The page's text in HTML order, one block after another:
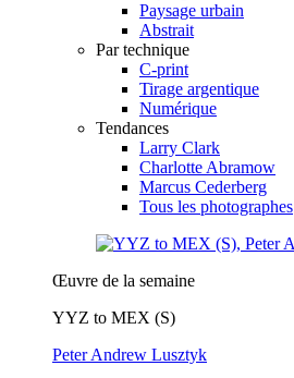
Paysage urbain
Abstrait
Par technique
C-print
Tirage argentique
Numérique
Tendances
Larry Clark
Charlotte Abramow
Marcus Cederberg
Tous les photographes
Œuvre de la semaine
YYZ to MEX (S)
Peter Andrew Lusztyk